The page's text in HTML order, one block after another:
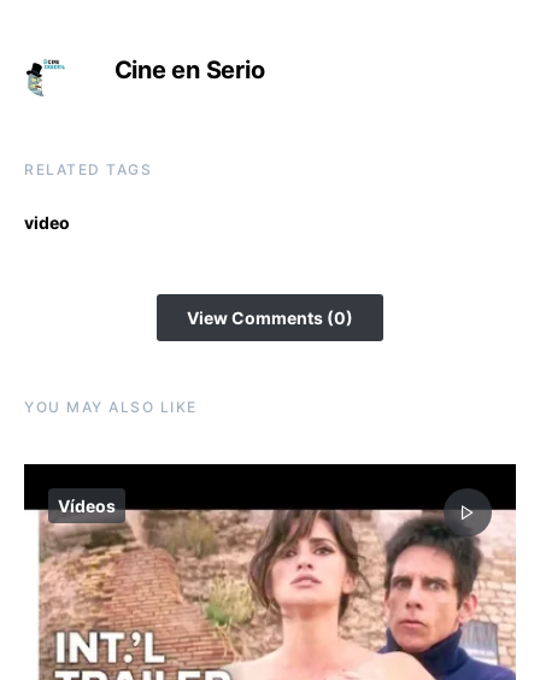
Cine en Serio
RELATED TAGS
video
View Comments (0)
YOU MAY ALSO LIKE
Vídeos